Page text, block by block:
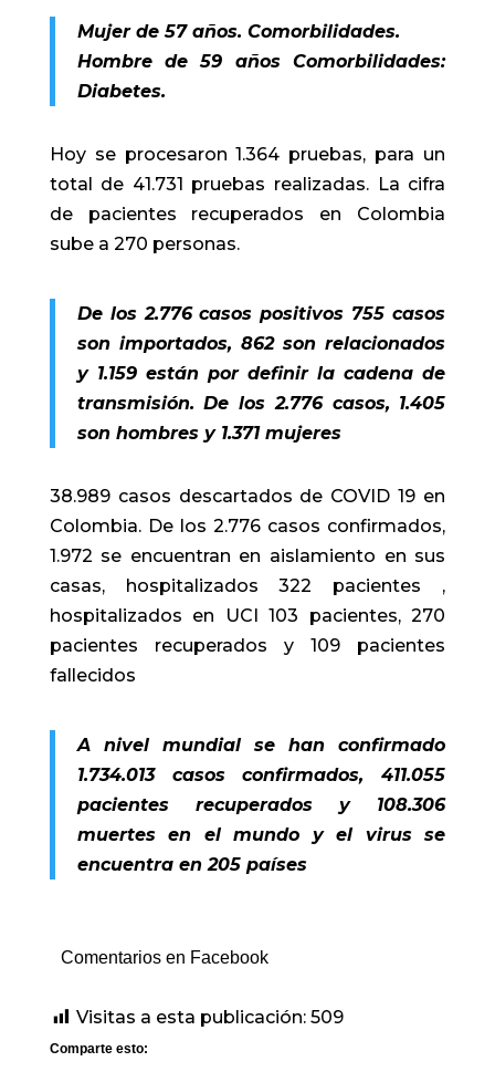
Mujer de 57 años. Comorbilidades.
Hombre de 59 años Comorbilidades:
Diabetes.
Hoy se procesaron 1.364 pruebas, para un
total de 41.731 pruebas realizadas. La cifra
de pacientes recuperados en Colombia
sube a 270 personas.
De los 2.776 casos positivos 755 casos
son importados, 862 son relacionados
y 1.159 están por definir la cadena de
transmisión. De los 2.776 casos, 1.405
son hombres y 1.371 mujeres
38.989 casos descartados de COVID 19 en
Colombia. De los 2.776 casos confirmados,
1.972 se encuentran en aislamiento en sus
casas, hospitalizados 322 pacientes ,
hospitalizados en UCI 103 pacientes, 270
pacientes recuperados y 109 pacientes
fallecidos
A nivel mundial se han confirmado
1.734.013 casos confirmados, 411.055
pacientes recuperados y 108.306
muertes en el mundo y el virus se
encuentra en 205 países
Comentarios en Facebook
Visitas a esta publicación: 509
Comparte esto: